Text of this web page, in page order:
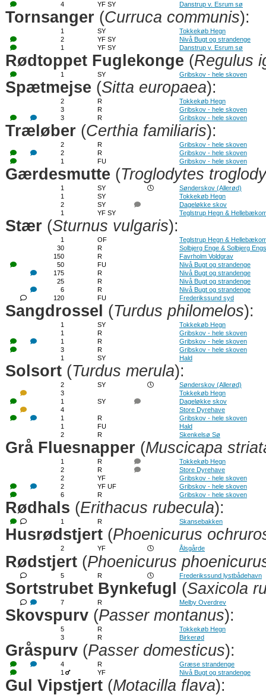
4
YF SY Danstrup v. Esrum sø
Tornsanger (Curruca communis):
1 SY
Tokkekøb Hegn
2
YF SY
Nivå Bugt og strandenge
1
YF SY Danstrup v. Esrum sø
Rødtoppet Fuglekonge (Regulus
1 SY Gribskov - hele skoven
Spætmejse (Sitta europaea):
2 R
Tokkekøb Hegn
3
R
Gribskov - hele skoven
3
R Gribskov - hele skoven
Træløber (Certhia familiaris):
2 R
Gribskov - hele skoven
2
R
Gribskov - hele skoven
1
FU Gribskov - hele skoven
Gærdesmutte (Troglodytes
1 SY
Sønderskov (Allerød)
1
SY
Tokkekøb Hegn
2
SY
Dageløkke skov
1
YF SY Teglstrup Hegn &
Stær (Sturnus vulgaris):
1 OF
Teglstrup Hegn &
30
R
Solbjerg Enge & Solbjerg
150
R
Favrholm Voldgrav
50
FU
Nivå Bugt og strandenge
175
R
Nivå Bugt og strandenge
25
R
Nivå Bugt og strandenge
6
R
Nivå Bugt og strandenge
120
FU Frederikssund syd
Sangdrossel (Turdus philomelos):
1 SY
Tokkekøb Hegn
1
R
Gribskov - hele skoven
1
R
Gribskov - hele skoven
3
R
Gribskov - hele skoven
1
SY Hald
Solsort (Turdus merula):
2 SY
Sønderskov (Allerød)
3
Tokkekøb Hegn
1
SY
Dageløkke skov
4
Store Dyrehave
1
R
Gribskov - hele skoven
1
FU
Hald
2
R Skenkelsø Sø
Grå Fluesnapper (Muscicapa
1 R
Tokkekøb Hegn
2
R
Store Dyrehave
2
YF
Gribskov - hele skoven
2
YF UF
Gribskov - hele skoven
6
R Gribskov - hele skoven
Rødhals (Erithacus rubecula):
1 R Skansebakken
Husrødstjert (Phoenicurus
2 YF Ålsgårde
Rødstjert (Phoenicurus
5 R Frederikssund lystbådehavn
Sortstrubet Bynkefugl (Saxicola
7 R Melby Overdrev
Skovspurv (Passer montanus):
5 R
Tokkekøb Hegn
3
R Birkerød
Gråspurv (Passer domesticus):
4 R
Græse strandenge
1
YF Nivå Bugt og strandenge
Gul Vipstjert (Motacilla flava):